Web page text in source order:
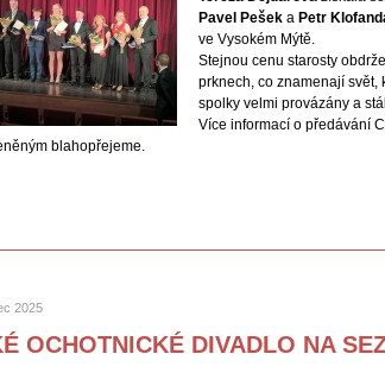
Pavel Pešek a Petr
ve Vysokém Mýtě.
Stejnou cenu starosty
prknech, co znamenají
spolky velmi provázány a
Více informací o předávání
blahopřejeme.
2025
OCHOTNICKÉ DIVADLO NA